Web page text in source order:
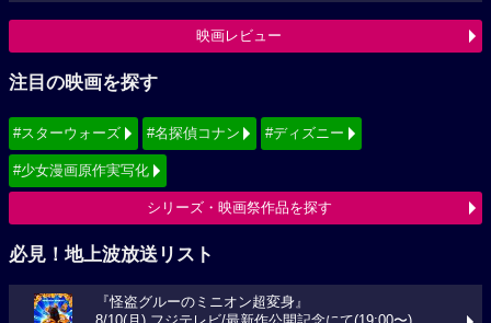
映画レビュー
注目の映画を探す
#スターウォーズ #名探偵コナン #ディズニー
#少女漫画原作実写化
シリーズ・映画祭作品を探す
必見！地上波放送リスト
『怪盗グルーのミニオン超変身』